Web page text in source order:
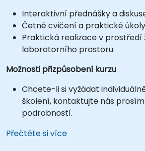
Interaktivní přednášky a
Četné cvičení a praktické
Praktická realizace v prostředí
laboratorního prostoru.
Možnosti přizpůsobení kurzu
Chcete-li si vyžádat
školení, kontaktujte nás
podrobností.
Přečtěte si více